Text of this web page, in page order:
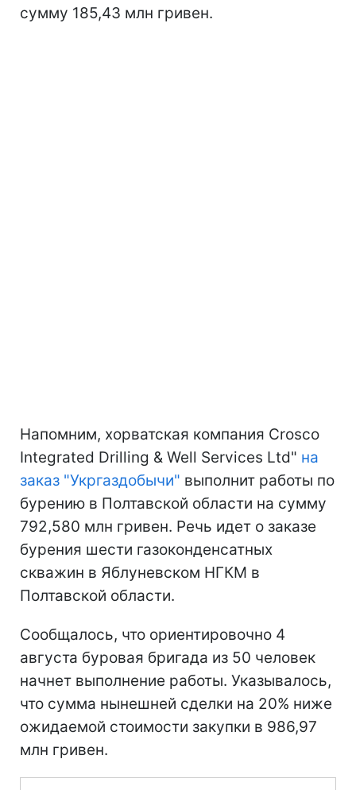
сумму 185,43 млн гривен.
Напомним, хорватская компания Crosco
Integrated Drilling & Well Services Ltd" на
заказ "Укргаздобычи" выполнит работы по
бурению в Полтавской области на сумму
792,580 млн гривен. Речь идет о заказе
бурения шести газоконденсатных
скважин в Яблуневском НГКМ в
Полтавской области.
Сообщалось, что ориентировочно 4
августа буровая бригада из 50 человек
начнет выполнение работы. Указывалось,
что сумма нынешней сделки на 20% ниже
ожидаемой стоимости закупки в 986,97
млн гривен.